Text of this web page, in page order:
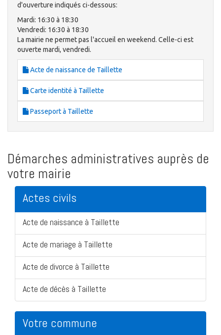
d'ouverture indiqués ci-dessous:
Mardi: 16:30 à 18:30
Vendredi: 16:30 à 18:30
La mairie ne permet pas l'accueil en weekend. Celle-ci est
ouverte mardi, vendredi.
Acte de naissance de Taillette
Carte identité à Taillette
Passeport à Taillette
Démarches administratives auprès de
votre mairie
Actes civils
Acte de naissance à Taillette
Acte de mariage à Taillette
Acte de divorce à Taillette
Acte de décès à Taillette
Votre commune